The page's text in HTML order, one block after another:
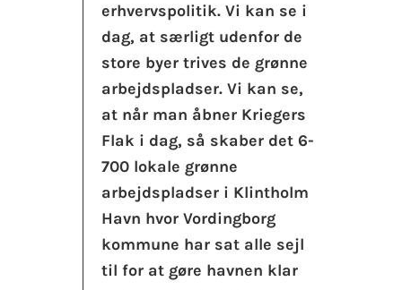
erhvervspolitik. Vi kan se i
dag, at særligt udenfor de
store byer trives de grønne
arbejdspladser. Vi kan se,
at når man åbner Kriegers
Flak i dag, så skaber det 6-
700 lokale grønne
arbejdspladser i Klintholm
Havn hvor Vordingborg
kommune har sat alle sejl
til for at gøre havnen klar